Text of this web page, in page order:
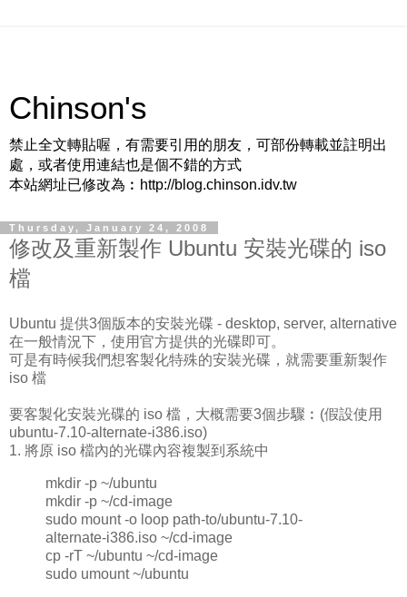
Chinson's
禁止全文轉貼喔，有需要引用的朋友，可部份轉載並註明出
處，或者使用連結也是個不錯的方式
本站網址已修改為︰http://blog.chinson.idv.tw
Thursday, January 24, 2008
修改及重新製作 Ubuntu 安裝光碟的 iso
檔
Ubuntu 提供3個版本的安裝光碟 - desktop, server, alternative
在一般情況下，使用官方提供的光碟即可。
可是有時候我們想客製化特殊的安裝光碟，就需要重新製作
iso 檔
要客製化安裝光碟的 iso 檔，大概需要3個步驟︰(假設使用
ubuntu-7.10-alternate-i386.iso)
1. 將原 iso 檔內的光碟內容複製到系統中
mkdir -p ~/ubuntu
mkdir -p ~/cd-image
sudo mount -o loop path-to/ubuntu-7.10-
alternate-i386.iso ~/cd-image
cp -rT ~/ubuntu ~/cd-image
sudo umount ~/ubuntu